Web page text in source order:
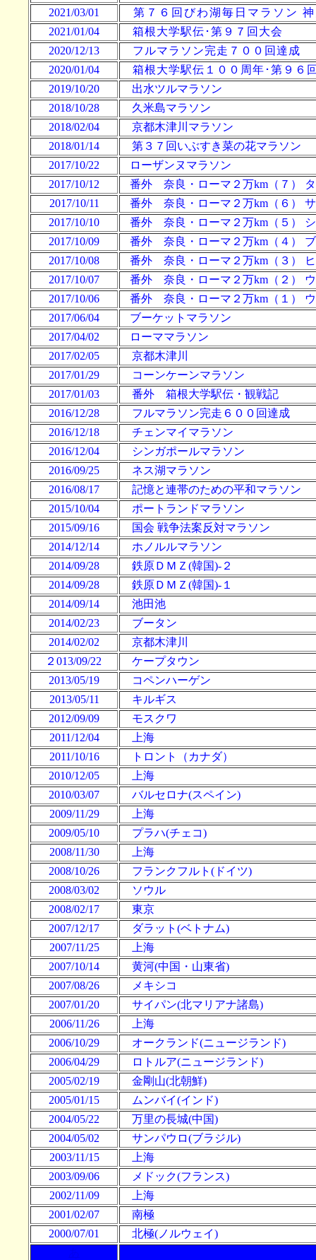
2021/03/01
第７６回びわ湖毎日マラソン
2021/01/04
箱根大学駅伝･第９７回大会
2020/12/13
フルマラソン完走７００回達成
2020/01/04
箱根大学駅伝１００周年･第９６
2019/10/20
出水ツルマラソン
2018/10/28
久米島マラソン
2018/02/04
京都木津川 マラソン
2018/01/14
第３７回いぶすき菜の花マラソン
2017/10/22
ローザンヌマラソン
2017/10/12
番外 奈良・ローマ２万km（７）
2017/10/11
番外 奈良・ローマ２万km（６）
2017/10/10
番外 奈良・ローマ２万km（５）
2017/10/09
番外 奈良・ローマ２万km（４）
2017/10/08
番外 奈良・ローマ２万km（３）
2017/10/07
番外 奈良・ローマ２万km（２）
2017/10/06
番外 奈良・ローマ２万km（１）
2017/06/04
ブーケットマラソン
2017/04/02
ローママラソン
2017/02/05
京都木津川
2017/01/29
コーンケーンマラソン
2017/01/03
番外 箱根大学駅伝・観戦記
2016/12/28
フルマラソン完走６００回達成
2016/12/18
チェンマイマラソン
2016/12/04
シンガポールマラソン
2016/09/25
ネス湖マラソン
2016/08/17
記憶と連帯のための平和マラソン
2015/10/04
ポートランドマラソン
2015/09/16
国会 戦争法案反対マラソン
2014/12/14
ホノルルマラソン
2014/09/28
鉄原ＤＭＺ(韓国)-２
2014/09/28
鉄原ＤＭＺ(韓国)-１
2014/09/14
池田池
2014/02/23
ブータン
2014/02/02
京都木津川
２013/09/22
ケープタウン
2013/05/19
コペンハーゲン
2013/05/11
キルギス
2012/09/09
モスクワ
2011/12/04
上海
2011/10/16
トロント（カナダ）
2010/12/05
上海
2010/03/07
バルセロナ(スペイン)
2009/11/29
上海
2009/05/10
プラハ(チェコ)
2008/11/30
上海
2008/10/26
フランクフルト(ドイツ)
2008/03/02
ソウル
2008/02/17
東京
2007/12/17
ダラット(ベトナム)
2007/11/25
上海
2007/10/14
黄河(中国・山東省)
2007/08/26
メキシコ
2007/01/20
サイパン(北マリアナ諸島)
2006/11/26
上海
2006/10/29
オークランド(ニュージランド)
2006/04/29
ロトルア(ニュージランド)
2005/02/19
金剛山(北朝鮮)
2005/01/15
ムンバイ(インド)
2004/05/22
万里の長城(中国)
2004/05/02
サンパウロ(ブラジル)
2003/11/15
上海
2003/09/06
メドック(フランス)
2002/11/09
上海
2001/02/07
南極
2000/07/01
北極(ノルウェイ)